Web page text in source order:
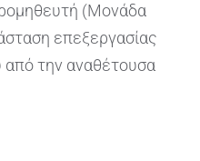
(Μονάδα
επεξεργασίας
από την αναθέτουσα